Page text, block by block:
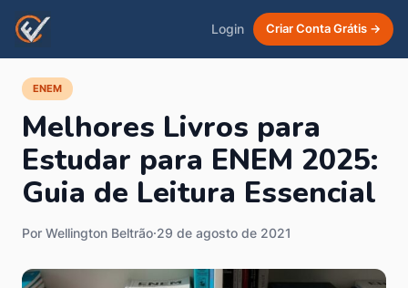
Login Criar Conta Grátis →
ENEM
Melhores Livros para
Estudar para ENEM 2025:
Guia de Leitura Essencial
Por Wellington Beltrão·29 de agosto de 2021